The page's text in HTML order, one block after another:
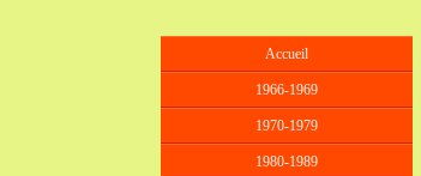
Accueil
1966-1969
1970-1979
1980-1989